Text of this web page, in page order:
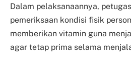
Dalam pelaksanaannya,
pemeriksaan kondisi fisik
memberikan vitamin guna
agar tetap prima selama